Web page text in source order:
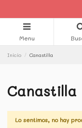
Menu
Inicio Canastilla
Canastilla
Lo sentimos, no hay